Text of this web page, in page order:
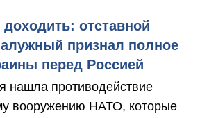
отставной
признал полное
перед Россией
нашла противодействие
вооружению НАТО, которые